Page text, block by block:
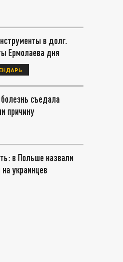
в долг.
Ермолаева дня
съедала
причину
в Польше назвали
украинцев